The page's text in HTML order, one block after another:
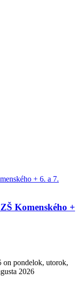
Komenského +
on pondelok, utorok,
2026